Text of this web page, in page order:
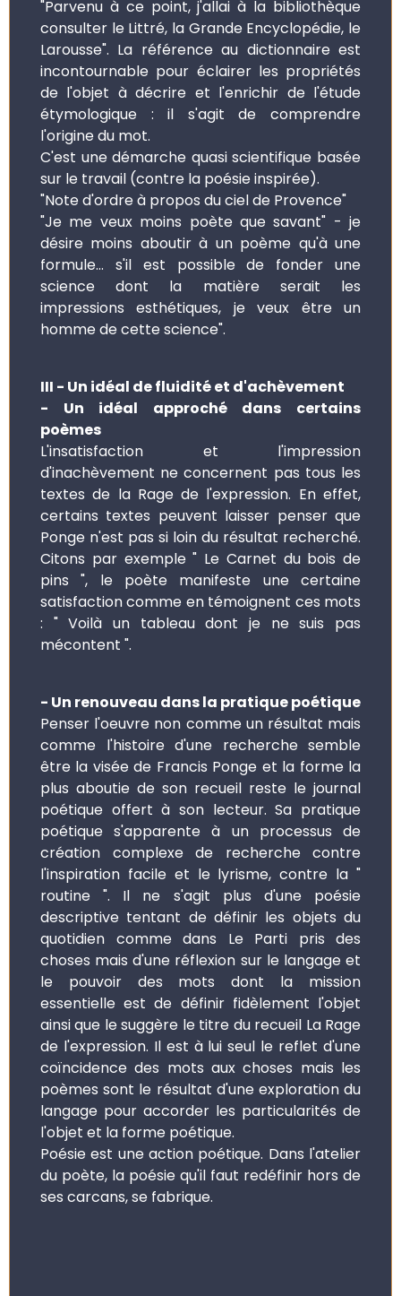
"Parvenu à ce point, j'allai à la bibliothèque
consulter le Littré, la Grande Encyclopédie, le
Larousse". La référence au dictionnaire est
incontournable pour éclairer les propriétés
de l'objet à décrire et l'enrichir de l'étude
étymologique : il s'agit de comprendre
l'origine du mot.
C'est une démarche quasi scientifique basée
sur le travail (contre la poésie inspirée).
"Note d'ordre à propos du ciel de Provence"
"Je me veux moins poète que savant" - je
désire moins aboutir à un poème qu'à une
formule... s'il est possible de fonder une
science dont la matière serait les
impressions esthétiques, je veux être un
homme de cette science".
III - Un idéal de fluidité et d'achèvement
- Un idéal approché dans certains
poèmes
L'insatisfaction et l'impression
d'inachèvement ne concernent pas tous les
textes de la Rage de l'expression. En effet,
certains textes peuvent laisser penser que
Ponge n'est pas si loin du résultat recherché.
Citons par exemple " Le Carnet du bois de
pins ", le poète manifeste une certaine
satisfaction comme en témoignent ces mots
: " Voilà un tableau dont je ne suis pas
mécontent ".
- Un renouveau dans la pratique poétique
Penser l'oeuvre non comme un résultat mais
comme l'histoire d'une recherche semble
être la visée de Francis Ponge et la forme la
plus aboutie de son recueil reste le journal
poétique offert à son lecteur. Sa pratique
poétique s'apparente à un processus de
création complexe de recherche contre
l'inspiration facile et le lyrisme, contre la "
routine ". Il ne s'agit plus d'une poésie
descriptive tentant de définir les objets du
quotidien comme dans Le Parti pris des
choses mais d'une réflexion sur le langage et
le pouvoir des mots dont la mission
essentielle est de définir fidèlement l'objet
ainsi que le suggère le titre du recueil La Rage
de l'expression. Il est à lui seul le reflet d'une
coïncidence des mots aux choses mais les
poèmes sont le résultat d'une exploration du
langage pour accorder les particularités de
l'objet et la forme poétique.
Poésie est une action poétique. Dans l'atelier
du poète, la poésie qu'il faut redéfinir hors de
ses carcans, se fabrique.